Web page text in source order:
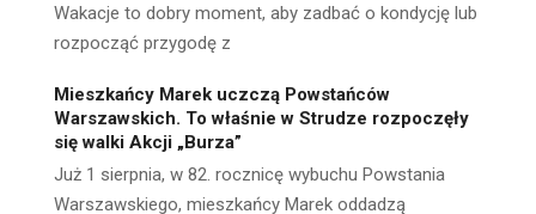
Wakacje to dobry moment, aby zadbać o kondycję lub
rozpocząć przygodę z
Mieszkańcy Marek uczczą Powstańców
Warszawskich. To właśnie w Strudze rozpoczęły
się walki Akcji „Burza”
Już 1 sierpnia, w 82. rocznicę wybuchu Powstania
Warszawskiego, mieszkańcy Marek oddadzą